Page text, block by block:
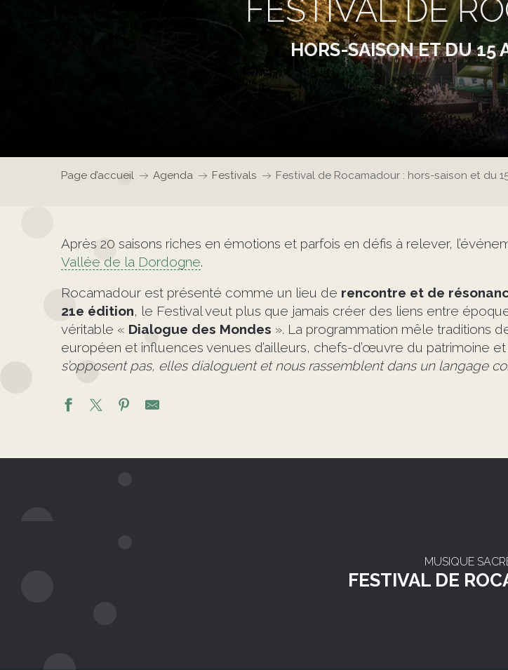
FESTIVAL DE
HORS-SAISON ET DU 15
Page d’accueil Agenda Festivals Festival de Rocamadour : hors-saison et du
Après 20 saisons riches en émotions et parfois en défis à relever,
Vallée de la Dordogne.
Rocamadour est présenté comme un lieu de rencontre et de
21e édition, le Festival veut plus que jamais créer des liens entre
véritable « Dialogue des Mondes ». La programmation mêle traditions
européen et influences venues d’ailleurs, chefs-d’œuvre du patrimoine
s’opposent pas, elles dialoguent et nous rassemblent dans un langage
MUSIQUE
FESTIVAL DE